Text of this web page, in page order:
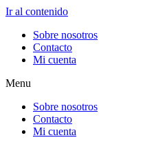
Ir al contenido
Sobre nosotros
Contacto
Mi cuenta
Menu
Sobre nosotros
Contacto
Mi cuenta